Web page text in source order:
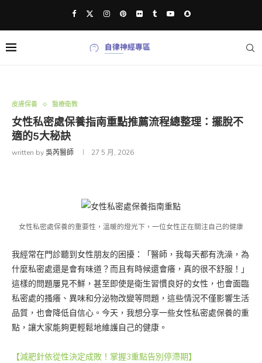
皮膚保養 醫療衛教
女性私密處保養指南重點推薦流程總整理：擺脫不
適的5大秘訣
written by吳芮醫師 27 5 月, 2026
女性私密處保養的重要性，溫暖的燈光下，一位女性正在關注自己的健康
我經常在門診聽到女性朋友的困擾：「醫師，我每天都有洗澡，為
什麼私密處還是會有味道？而且有時候還會癢，真的很不舒服！」
這樣的問題屢見不鮮，甚至即使是衛生習慣良好的女性，也會面臨
私密處的搔癢、異味和分泌物改變等問題，這些情況不僅影響生活
品質，也會降低自信心。今天，我想分享一些女性私密處保養的重
點，讓大家能夠更輕鬆地維護自己的健康。
【減肥針依從性決定成敗！掌握3重點告別停滯期】